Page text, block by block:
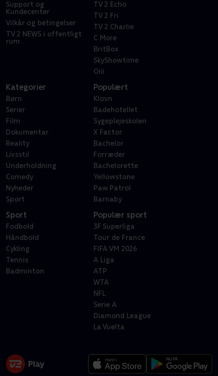
Support og
Kundecenter
Vilkår og betingelser
TV 2 NEWS i offentligt
rum
TV 2 Echo
TV 2 Fri
TV 2 Charlie
C More
BritBox
SkyShowtime
Oiii
Kategorier
Børn
Serier
Film
Dokumentar
Reality
Livsstil
Underholdning
Comedy
Nyheder
Sport
Populært
Klovn
Badehotellet
Sygeplejeskolen
X Factor
Bachelor
Forræder
Bachelorette
Yellowstone
Paw Patrol
Barnaby
Sport
Fodbold
Håndbold
Cykling
Tennis
Badminton
Populær sport
3F Superliga
Tour de France
FIFA VM 2026
A Liga
ATP
WTA
NFL
Serie A
Diamond League
La Vuelta